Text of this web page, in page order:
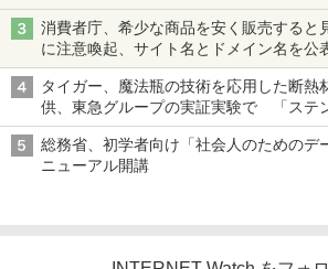
ECCメモリへのアップグレードも可能
消費者庁、希少な商品を安く販売すると
に注意喚起、サイト名とドメイン名を
タイガー、魔法瓶の技術を応用した断熱
供、東急グループの実証実験で 「ステ
ル TIVIP」
総務省、初学者向け「社会人のためのデ
ニューアル開講